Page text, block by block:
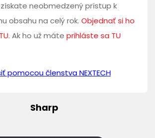
neobmedzený prístup k
obsahu na celý rok. Objednať si ho
. Ak ho už máte prihláste sa TU
pomocou členstva NEXTECH
Sharp